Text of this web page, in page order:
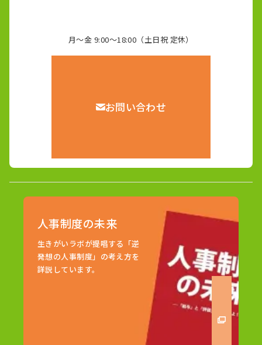
月～金 9:00～18:00（土日祝 定休）
お問い合わせ
人事制度の未来
生きがいラボが提唱する「逆
発想の人事制度」の考え方を
詳説しています。